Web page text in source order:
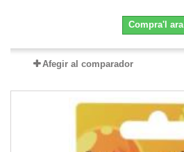
Compra'l ara
Afegir al comparador